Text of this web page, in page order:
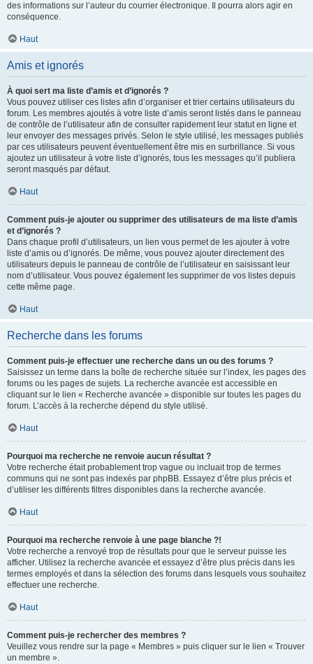
des informations sur l’auteur du courrier électronique. Il pourra alors agir en
conséquence.
Haut
Amis et ignorés
À quoi sert ma liste d’amis et d’ignorés ?
Vous pouvez utiliser ces listes afin d’organiser et trier certains utilisateurs du
forum. Les membres ajoutés à votre liste d’amis seront listés dans le panneau
de contrôle de l’utilisateur afin de consulter rapidement leur statut en ligne et
leur envoyer des messages privés. Selon le style utilisé, les messages publiés
par ces utilisateurs peuvent éventuellement être mis en surbrillance. Si vous
ajoutez un utilisateur à votre liste d’ignorés, tous les messages qu’il publiera
seront masqués par défaut.
Haut
Comment puis-je ajouter ou supprimer des utilisateurs de ma liste d’amis
et d’ignorés ?
Dans chaque profil d’utilisateurs, un lien vous permet de les ajouter à votre
liste d’amis ou d’ignorés. De même, vous pouvez ajouter directement des
utilisateurs depuis le panneau de contrôle de l’utilisateur en saisissant leur
nom d’utilisateur. Vous pouvez également les supprimer de vos listes depuis
cette même page.
Haut
Recherche dans les forums
Comment puis-je effectuer une recherche dans un ou des forums ?
Saisissez un terme dans la boîte de recherche située sur l’index, les pages des
forums ou les pages de sujets. La recherche avancée est accessible en
cliquant sur le lien « Recherche avancée » disponible sur toutes les pages du
forum. L’accès à la recherche dépend du style utilisé.
Haut
Pourquoi ma recherche ne renvoie aucun résultat ?
Votre recherche était probablement trop vague ou incluait trop de termes
communs qui ne sont pas indexés par phpBB. Essayez d’être plus précis et
d’utiliser les différents filtres disponibles dans la recherche avancée.
Haut
Pourquoi ma recherche renvoie à une page blanche ?!
Votre recherche a renvoyé trop de résultats pour que le serveur puisse les
afficher. Utilisez la recherche avancée et essayez d’être plus précis dans les
termes employés et dans la sélection des forums dans lesquels vous souhaitez
effectuer une recherche.
Haut
Comment puis-je rechercher des membres ?
Veuillez vous rendre sur la page « Membres » puis cliquer sur le lien « Trouver
un membre ».